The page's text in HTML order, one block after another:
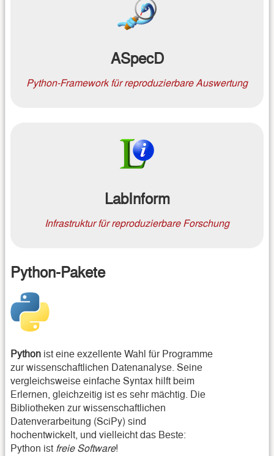
ASpecD
Python-Framework für reproduzierbare Auswertung
LabInform
Infrastruktur für reproduzierbare Forschung
Python-Pakete
Python ist eine exzellente Wahl für Programme
zur wissenschaftlichen Datenanalyse. Seine
vergleichsweise einfache Syntax hilft beim
Erlernen, gleichzeitig ist es sehr mächtig. Die
Bibliotheken zur wissenschaftlichen
Datenverarbeitung (SciPy) sind
hochentwickelt, und vielleicht das Beste:
Python ist freie Software!